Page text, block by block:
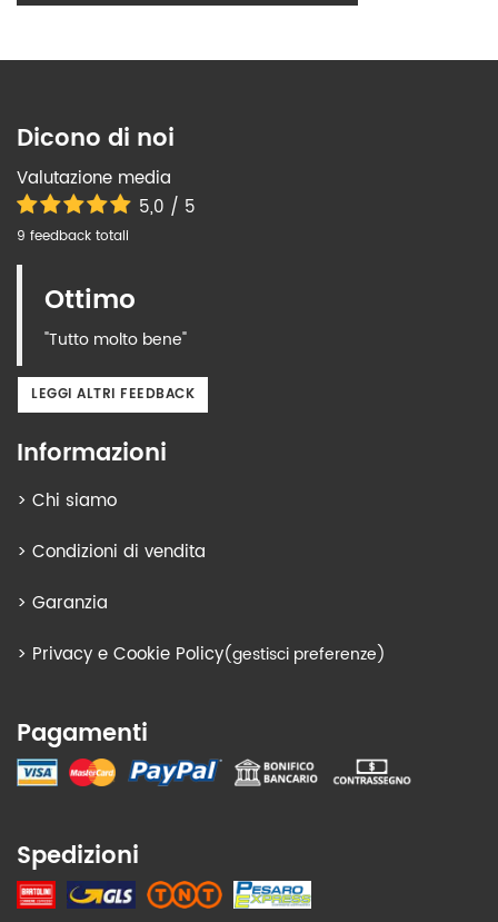
Dicono di noi
Valutazione media
5,0 / 5
9 feedback totali
Ottimo
"Tutto molto bene"
LEGGI ALTRI FEEDBACK
Informazioni
> Chi siamo
> Condizioni di vendita
> Garanzia
> Privacy e Cookie Policy(gestisci preferenze)
Pagamenti
Spedizioni